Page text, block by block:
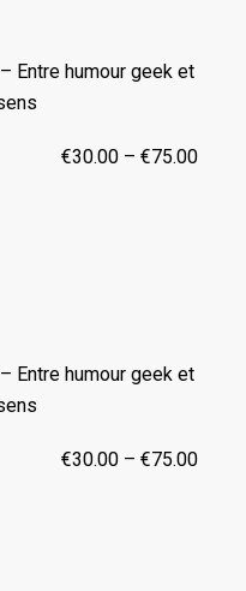
€30.00– €75.00Plage
€30.00– €75.00Plage